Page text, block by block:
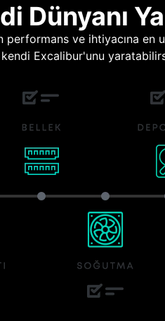
Dünyanı
performans ve ihtiyacına
kendi Excalibur'unu